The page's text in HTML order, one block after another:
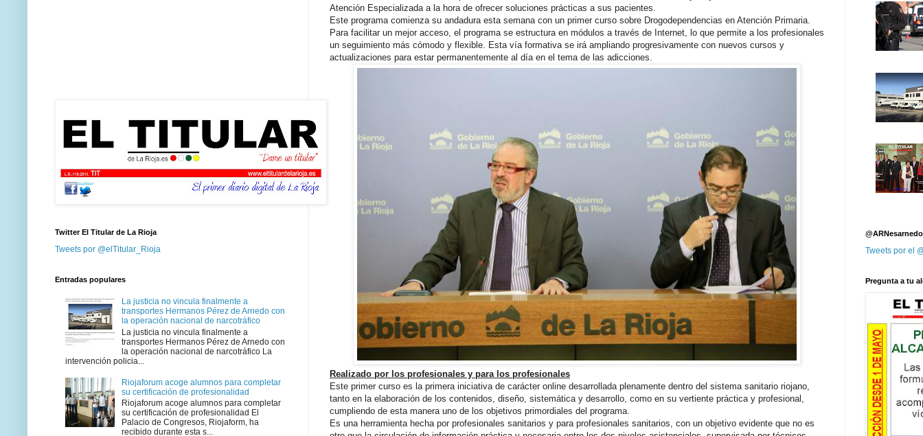
Atención Especializada a la hora de ofrecer soluciones prácticas a sus pacientes.
Este programa comienza su andadura esta semana con un primer curso sobre Drogodependencias en Atención Primaria.
Para facilitar un mejor acceso, el programa se estructura en módulos a través de Internet, lo que permite a los profesionales
un seguimiento más cómodo y flexible. Esta vía formativa se irá ampliando progresivamente con nuevos cursos y
actualizaciones para estar permanentemente al día en el tema de las adicciones.
Realizado por los profesionales y para los profesionales
Este primer curso es la primera iniciativa de carácter online desarrollada plenamente dentro del sistema sanitario riojano,
tanto en la elaboración de los contenidos, diseño, sistemática y desarrollo, como en su vertiente práctica y profesional,
cumpliendo de esta manera uno de los objetivos primordiales del programa.
Es una herramienta hecha por profesionales sanitarios y para profesionales sanitarios, con un objetivo evidente que no es
Twitter El Titular de La Rioja
Tweets por @elTitular_Rioja
Entradas populares
La justicia no vincula finalmente a
transportes Hermanos Pérez de Arnedo con
la operación nacional de narcotráfico
La justicia no vincula finalmente a
transportes Hermanos Pérez de Arnedo con
la operación nacional de narcotráfico La
intervención policia...
Riojaforum acoge alumnos para completar
su certificación de profesionalidad
Riojaforum acoge alumnos para completar
su certificación de profesionalidad El
Palacio de Congresos, Riojaform, ha
recibido durante esta s...
@ARNesarnedo
Tweets por el
Pregunta a tu